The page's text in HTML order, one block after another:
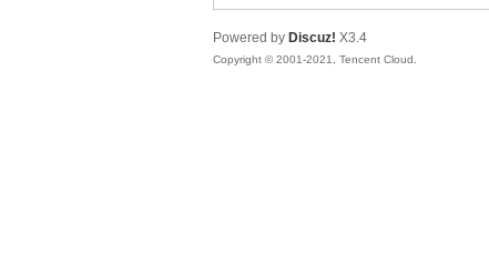
网
Powered by Discuz! X3.4
Copyright © 2001-2021, Tencent Cloud.